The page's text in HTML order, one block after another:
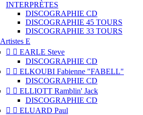
INTERPRÈTES
DISCOGRAPHIE CD
DISCOGRAPHIE 45 TOURS
DISCOGRAPHIE 33 TOURS
Artistes E
  EARLE Steve
DISCOGRAPHIE CD
  ELKOUBI Fabienne "FABELL"
DISCOGRAPHIE CD
  ELLIOTT Ramblin' Jack
DISCOGRAPHIE CD
  ELUARD Paul